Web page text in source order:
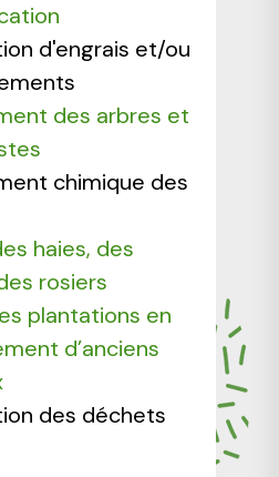
d'engrais et/ou
des arbres et
chimique des
haies, des
rosiers
plantations en
d’anciens
des déchets